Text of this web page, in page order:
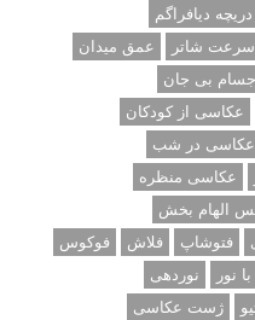
دریچه دیافراگم
سرعت شاتر
عمق میدان
بی جان
عکاسی از کودکان
عکاسی در شب
عکاسی منظره
الهام بخش
فتوشاپ فلاش
فوکوس
نور
نوردهی
ژست عکاسی